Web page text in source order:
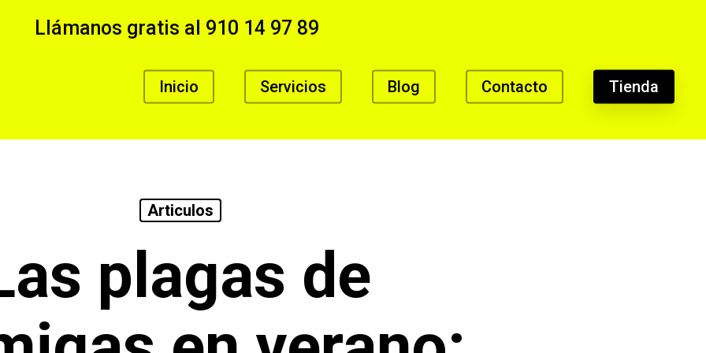
Llámanos gratis al 910 14 97 89
Inicio Servicios Blog Contacto Tienda
Articulos
plagas de